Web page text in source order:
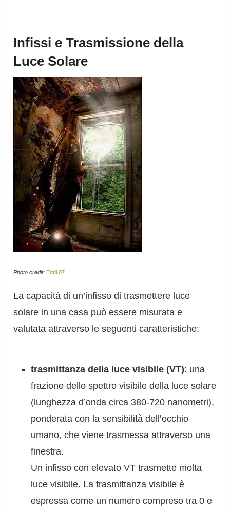
Infissi e Trasmissione della
Luce Solare
Photo credit: Eddi 07
La capacità di un’infisso di trasmettere luce
solare in una casa può essere misurata e
valutata attraverso le seguenti caratteristiche:
trasmittanza della luce visibile (VT): una
frazione dello spettro visibile della luce solare
(lunghezza d’onda circa 380-720 nanometri),
ponderata con la sensibilità dell’occhio
umano, che viene trasmessa attraverso una
finestra.
Un infisso con elevato VT trasmette molta
luce visibile. La trasmittanza visibile è
espressa come un numero compreso tra 0 e